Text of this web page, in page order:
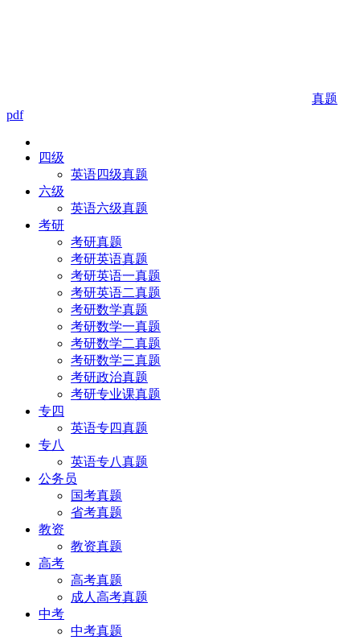
真题
pdf
四级
英语四级真题
六级
英语六级真题
考研
考研真题
考研英语真题
考研英语一真题
考研英语二真题
考研数学真题
考研数学一真题
考研数学二真题
考研数学三真题
考研政治真题
考研专业课真题
专四
英语专四真题
专八
英语专八真题
公务员
国考真题
省考真题
教资
教资真题
高考
高考真题
成人高考真题
中考
中考真题